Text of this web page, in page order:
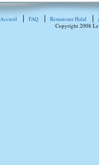
Accueil FAQ Restaurant Halal
Copyright 2008